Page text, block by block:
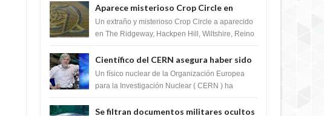
Aparece misterioso Crop Circle en
Reino Unido 23 de junio 2016
Un extraño y misterioso Crop Circle a aparecido
en The Ridgeway, Hackpen Hill, Wiltshire, Reino
Científico del CERN asegura haber sido
ayudado por seres de luz durante una
prueba del Colisionador de Hadrones
Un físico nuclear de la Organización Europea
para la Investigación Nuclear ( CERN ) ha
corazó...
Se filtran documentos militares ocultos